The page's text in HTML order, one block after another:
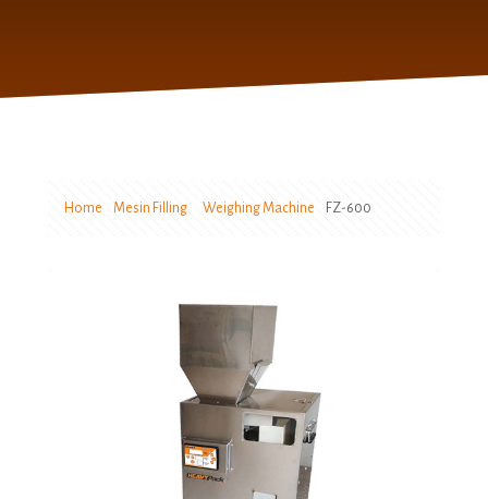
Home Mesin Filling Weighing Machine FZ-600